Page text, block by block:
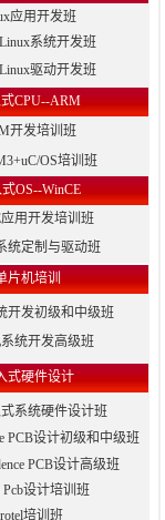
应用开发班
系统开发班
驱动开发班
CPU--ARM
开发培训班
OS培训班
OS--WinCE
用开发培训班
统定制与驱动班
片机培训
开发初级和中级班
统开发高级班
式硬件设计
系统硬件设计班
PCB设计初级和中级班
PCB设计高级班
Pcb设计培训班
培训班